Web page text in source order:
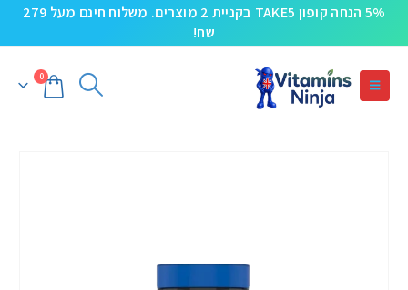
5% הנחה קופון TAKE5 בקניית 2 מוצרים. משלוח חינם מעל 279
שח!
0